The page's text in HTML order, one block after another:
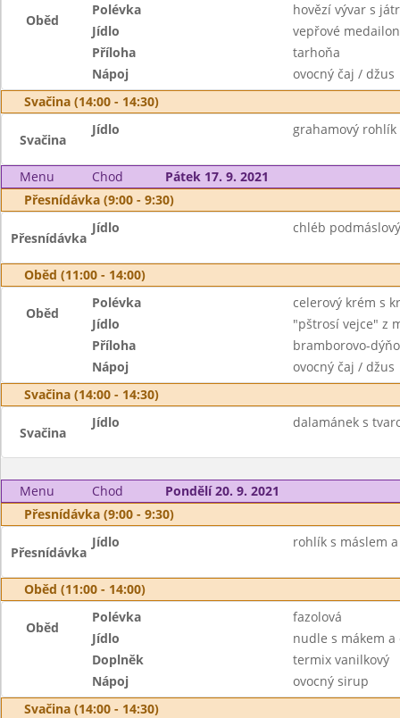
Oběd
Polévka
hovězí vývar s
Jídlo
vepřové
Příloha
tarhoňa
Nápoj
ovocný čaj / džus
Svačina (14:00 - 14:30)
Svačina
Jídlo grahamový rohlík
Menu Chod
Pátek 17. 9. 2021
Přesnídávka (9:00 - 9:30)
Přesnídávka
Jídlo chléb
Oběd (11:00 - 14:00)
Oběd
Polévka
celerový krém s
Jídlo
"pštrosí vejce" z
Příloha
bramborovo-
Nápoj
ovocný čaj / džus
Svačina (14:00 - 14:30)
Svačina
Jídlo dalamánek s
Menu Chod
Pondělí 20. 9. 2021
Přesnídávka (9:00 - 9:30)
Přesnídávka
Jídlo rohlík s máslem
Oběd (11:00 - 14:00)
Oběd
Polévka
fazolová
Jídlo
nudle s mákem
Doplněk
termix vanilkový
Nápoj
ovocný sirup
Svačina (14:00 - 14:30)